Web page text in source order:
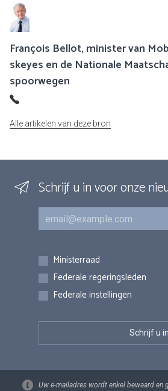
François Bellot, minister van
skeyes en de Nationale
spoorwegen
Alle artikelen van deze bron
Schrijf u in voor onze
E-mail
Inschrijvingen
Ministerraad
Federale regeringsleden
Federale instellingen
Uw e-mailadres wordt enkel bewaard en